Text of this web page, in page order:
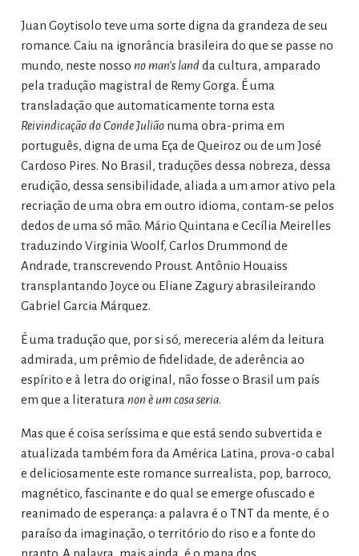
Juan Goytisolo teve uma sorte digna da grandeza de seu
romance. Caiu na ignorância brasileira do que se passe no
mundo, neste nosso no man’s landda cultura, amparado
pela tradução magistral de Remy Gorga. É uma
transladação que automaticamente torna esta
Reivindicação do Conde Juliãonuma obra-prima em
português, digna de uma Eça de Queiroz ou de um José
Cardoso Pires. No Brasil, traduções dessa nobreza, dessa
erudição, dessa sensibilidade, aliada a um amor ativo pela
recriação de uma obra em outro idioma, contam-se pelos
dedos de uma só mão. Mário Quintana e Cecília Meirelles
traduzindo Virginia Woolf, Carlos Drummond de
Andrade, transcrevendo Proust. Antônio Houaiss
transplantando Joyce ou Eliane Zagury abrasileirando
Gabriel Garcia Márquez.
É uma tradução que, por si só, mereceria além da leitura
admirada, um prêmio de fidelidade, de aderência ao
espírito e à letra do original, não fosse o Brasil um país
em que a literatura non è um cosa seria.
Mas que é coisa seríssima e que está sendo subvertida e
atualizada também fora da América Latina, prova-o cabal
e deliciosamente este romance surrealista, pop, barroco,
magnético, fascinante e do qual se emerge ofuscado e
reanimado de esperança: a palavra é o TNT da mente, é o
paraíso da imaginação, o território do riso e a fonte do